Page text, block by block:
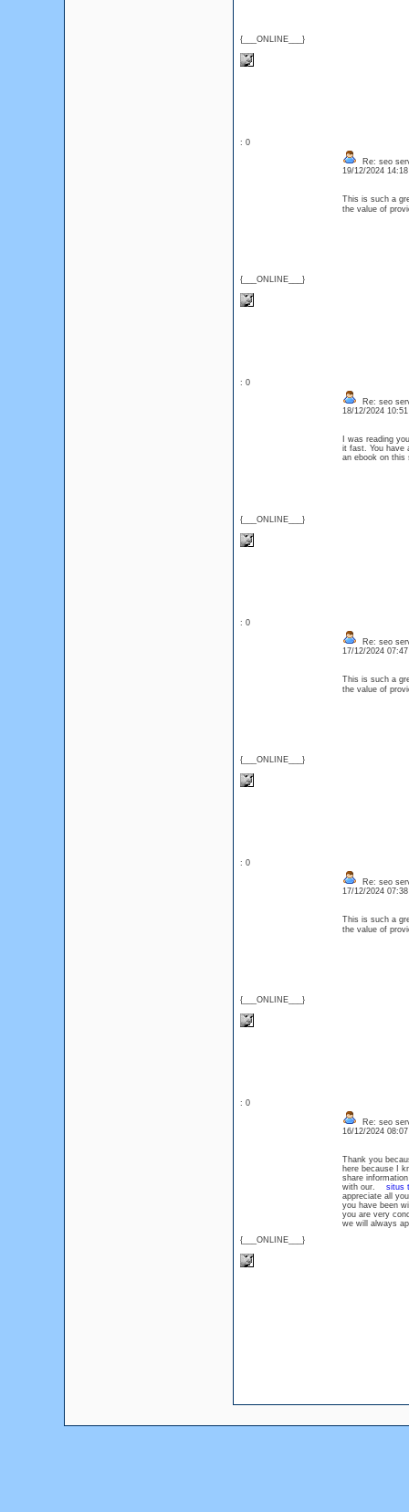
{___ONLINE___}
: 0
{___ONLINE___}
Re: seo
19/12/2024
This is such a
the value of
: 0
{___ONLINE___}
Re: seo
18/12/2024
I was reading
it fast. You
an ebook on
: 0
{___ONLINE___}
Re: seo
17/12/2024
This is such a
the value of
: 0
{___ONLINE___}
Re: seo
17/12/2024
This is such a
the value of
: 0
{___ONLINE___}
Re: seo
16/12/2024
Thank you
here because I
share
with our. situs
appreciate all
you have been
you are very
we will always